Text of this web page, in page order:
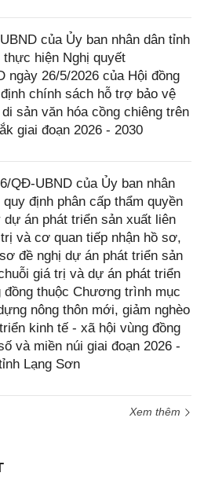
của Ủy ban nhân dân tỉnh
hiện Nghị quyết
ngày 26/5/2026 của Hội đồng
chính sách hỗ trợ bảo vệ
sản văn hóa cồng chiêng trên
giai đoạn 2026 - 2030
QĐ-UBND của Ủy ban nhân
định phân cấp thẩm quyền
dự án phát triển sản xuất liên
và cơ quan tiếp nhận hồ sơ,
đề nghị dự án phát triển sản
giá trị và dự án phát triển
đồng thuộc Chương trình mục
nông thôn mới, giảm nghèo
kinh tế - xã hội vùng đồng
và miền núi giai đoạn 2026 -
Lạng Sơn
Xem thêm